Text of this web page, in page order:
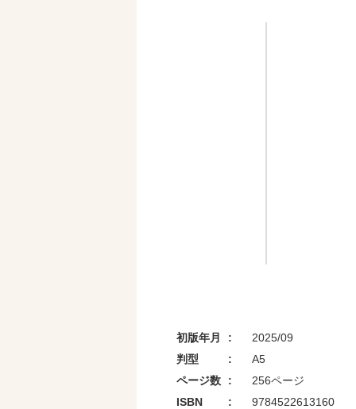
初版年月
2025/09
判型
A5
ページ数
256ページ
ISBN
9784522613160